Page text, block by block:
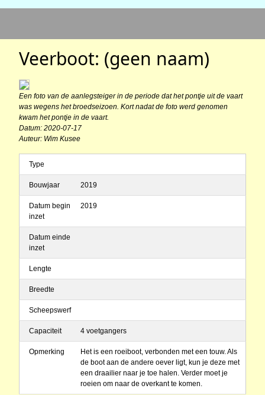
Veerboot: (geen naam)
Een foto van de aanlegsteiger in de periode dat het pontje uit de vaart
was wegens het broedseizoen. Kort nadat de foto werd genomen
kwam het pontje in de vaart.
Datum: 2020-07-17
Auteur: Wim Kusee
Type
Bouwjaar 2019
Datum begin
inzet
2019
Datum einde
inzet
Lengte
Breedte
Scheepswerf
Capaciteit 4 voetgangers
Opmerking
Het is een roeiboot, verbonden met een touw. Als
de boot aan de andere oever ligt, kun je deze met
een draailier naar je toe halen. Verder moet je
roeien om naar de overkant te komen.